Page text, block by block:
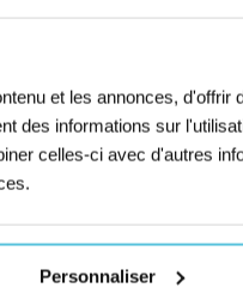
et les annonces,
des informations sur
celles-ci avec d'autres
Personnaliser
(charges,
mobile pour gérer
de vacances en